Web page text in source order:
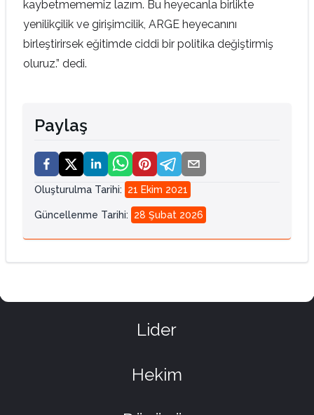
kaybetmememiz lazım. Bu heyecanla birlikte
yenilikçilik ve girişimcilik, ARGE heyecanını
birleştirirsek eğitimde ciddi bir politika değiştirmiş
oluruz.” dedi.
Paylaş
Oluşturulma Tarihi: 21 Ekim 2021
Güncellenme Tarihi: 28 Şubat 2026
Lider
Hekim